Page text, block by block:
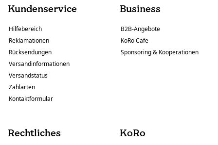
Kundenservice
Hilfebereich
Reklamationen
Rücksendungen
Versandinformationen
Versandstatus
Zahlarten
Kontaktformular
Business
B2B-Angebote
KoRo Cafe
Sponsoring & Kooperationen
Rechtliches KoRo